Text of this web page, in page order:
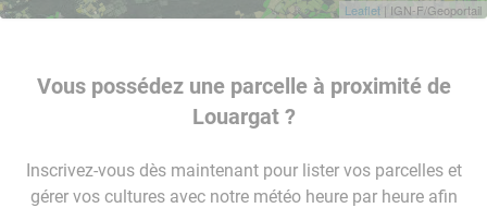
Leaflet | IGN-F/Geoportail
Vous possédez une parcelle à proximité de
Louargat ?
Inscrivez-vous dès maintenant pour lister vos parcelles et
gérer vos cultures avec notre météo heure par heure afin